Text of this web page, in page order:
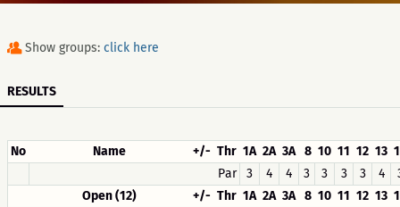
Show groups: click here
RESULTS
No Name +/- Thr 1A 2A 3A 8 10 11 12 13
Par
3 4 4 3 3 3 3 4
Open (12)
+/- Thr 1A 2A 3A 8 10 11 12 13